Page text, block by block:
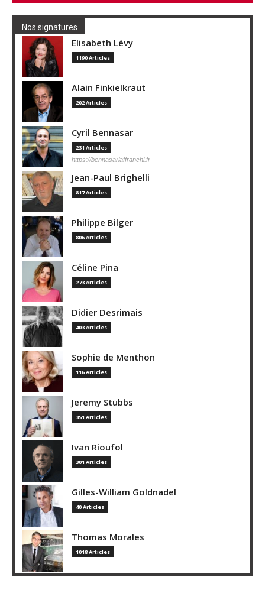
Nos signatures
Elisabeth Lévy
1190 Articles
Alain Finkielkraut
202 Articles
Cyril Bennasar
231 Articles
https://bennasarlaffranchi.fr
Jean-Paul Brighelli
817 Articles
Philippe Bilger
806 Articles
Céline Pina
273 Articles
Didier Desrimais
403 Articles
Sophie de Menthon
116 Articles
Jeremy Stubbs
351 Articles
Ivan Rioufol
301 Articles
Gilles-William Goldnadel
40 Articles
Thomas Morales
1018 Articles